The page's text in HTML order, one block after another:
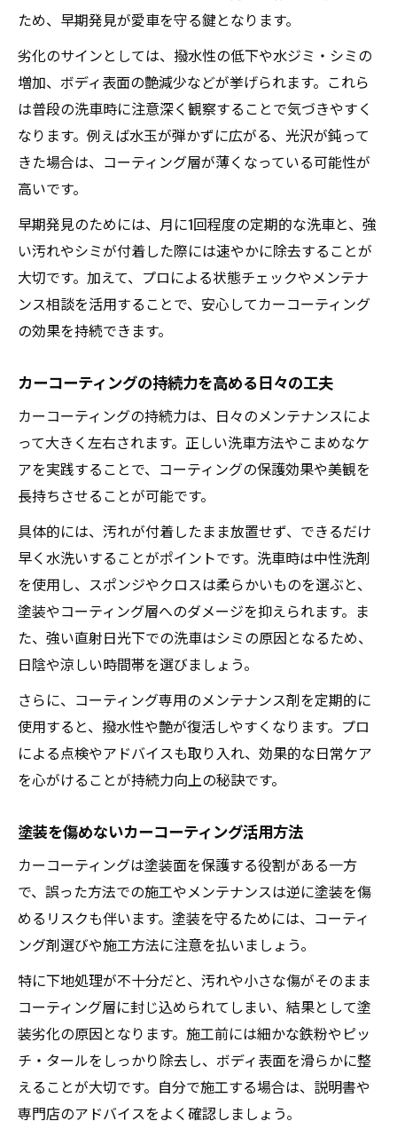
ため、早期発見が愛車を守る鍵となります。
劣化のサインとしては、撥水性の低下や水ジミ・シミの
増加、ボディ表面の艶減少などが挙げられます。これら
は普段の洗車時に注意深く観察することで気づきやすく
なります。例えば水玉が弾かずに広がる、光沢が鈍って
きた場合は、コーティング層が薄くなっている可能性が
高いです。
早期発見のためには、月に1回程度の定期的な洗車と、強
い汚れやシミが付着した際には速やかに除去することが
大切です。加えて、プロによる状態チェックやメンテナ
ンス相談を活用することで、安心してカーコーティング
の効果を持続できます。
カーコーティングの持続力を高める日々の工夫
カーコーティングの持続力は、日々のメンテナンスによ
って大きく左右されます。正しい洗車方法やこまめなケ
アを実践することで、コーティングの保護効果や美観を
長持ちさせることが可能です。
具体的には、汚れが付着したまま放置せず、できるだけ
早く水洗いすることがポイントです。洗車時は中性洗剤
を使用し、スポンジやクロスは柔らかいものを選ぶと、
塗装やコーティング層へのダメージを抑えられます。ま
た、強い直射日光下での洗車はシミの原因となるため、
日陰や涼しい時間帯を選びましょう。
さらに、コーティング専用のメンテナンス剤を定期的に
使用すると、撥水性や艶が復活しやすくなります。プロ
による点検やアドバイスも取り入れ、効果的な日常ケア
を心がけることが持続力向上の秘訣です。
塗装を傷めないカーコーティング活用方法
カーコーティングは塗装面を保護する役割がある一方
で、誤った方法での施工やメンテナンスは逆に塗装を傷
めるリスクも伴います。塗装を守るためには、コーティ
ング剤選びや施工方法に注意を払いましょう。
特に下地処理が不十分だと、汚れや小さな傷がそのまま
コーティング層に封じ込められてしまい、結果として塗
装劣化の原因となります。施工前には細かな鉄粉やピッ
チ・タールをしっかり除去し、ボディ表面を滑らかに整
えることが大切です。自分で施工する場合は、説明書や
専門店のアドバイスをよく確認しましょう。